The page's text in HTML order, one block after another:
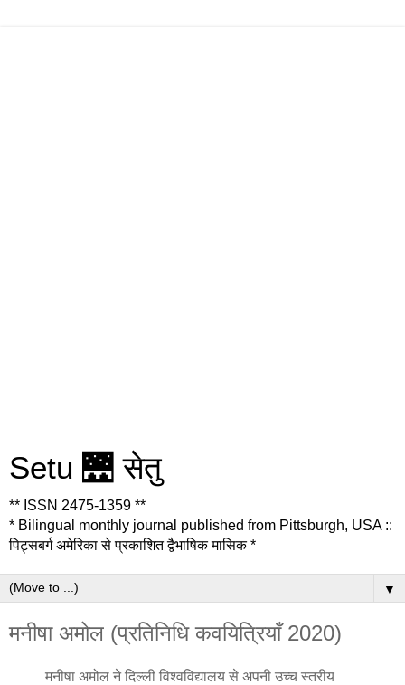
Setu 🌉 सेतु
** ISSN 2475-1359 **
* Bilingual monthly journal published from Pittsburgh, USA ::
पिट्सबर्ग अमेरिका से प्रकाशित द्वैभाषिक मासिक *
▼
मनीषा अमोल (प्रतिनिधि कवयित्रियाँ 2020)
मनीषा अमोल ने दिल्ली विश्वविद्यालय से अपनी उच्च स्तरीय